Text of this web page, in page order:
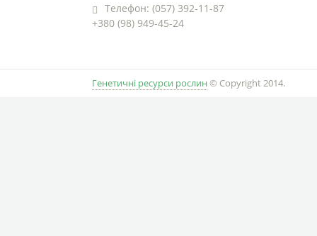
Телефон: (057) 392-11-87
+380 (98) 949-45-24
Генетичні ресурси рослин © Copyright 2014.